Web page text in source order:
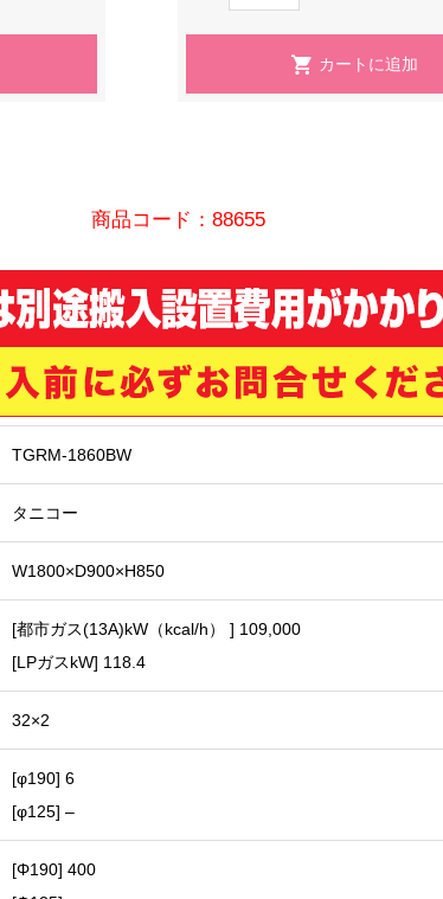
商品コード：88655
TGRM-1860BW
タニコー
W1800×D900×H850
[都市ガス(13A)kW（kcal/h） ] 109,000
[LPガスkW] 118.4
32×2
[φ190] 6
[φ125] –
[Φ190] 400